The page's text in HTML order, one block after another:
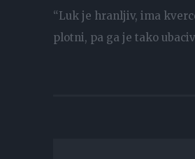
“Luk je hranljiv, ima
plotni, pa ga je tako